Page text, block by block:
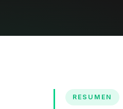
RESUMEN